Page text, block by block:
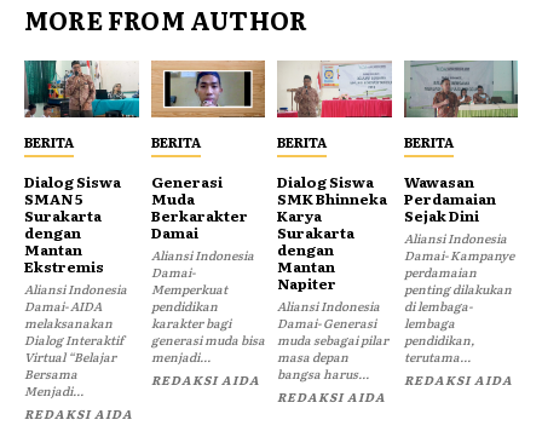
MORE FROM AUTHOR
BERITA
Dialog Siswa
SMAN 5
Surakarta
dengan
Mantan
Ekstremis
Aliansi Indonesia
Damai- AIDA
melaksanakan
Dialog Interaktif
Virtual “Belajar
Bersama
Menjadi...
REDAKSI AIDA
BERITA
Generasi
Muda
Berkarakter
Damai
Aliansi Indonesia
Damai-
Memperkuat
pendidikan
karakter bagi
generasi muda bisa
menjadi...
REDAKSI AIDA
BERITA
Dialog Siswa
SMK Bhinneka
Karya
Surakarta
dengan
Mantan
Napiter
Aliansi Indonesia
Damai- Generasi
muda sebagai pilar
masa depan
bangsa harus...
REDAKSI AIDA
BERITA
Wawasan
Perdamaian
Sejak Dini
Aliansi Indonesia
Damai- Kampanye
perdamaian
penting dilakukan
di lembaga-
lembaga
pendidikan,
terutama...
REDAKSI AIDA